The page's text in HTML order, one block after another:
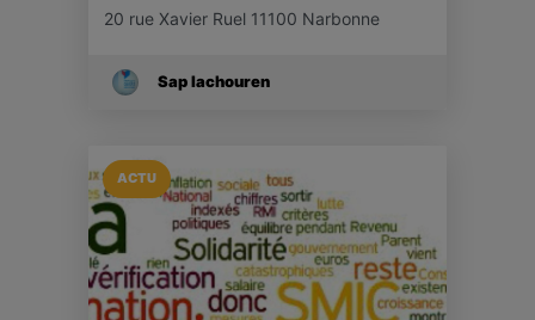
20 rue Xavier Ruel 11100 Narbonne
Sap Iachouren
ACTU